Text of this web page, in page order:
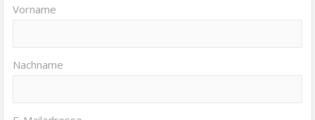
Vorname
Nachname